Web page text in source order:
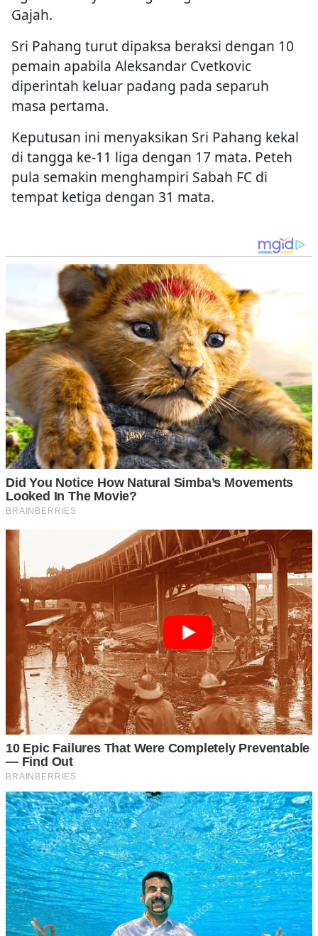
Gajah.
Sri Pahang turut dipaksa beraksi dengan 10
pemain apabila Aleksandar Cvetkovic
diperintah keluar padang pada separuh
masa pertama.
Keputusan ini menyaksikan Sri Pahang kekal
di tangga ke-11 liga dengan 17 mata. Peteh
pula semakin menghampiri Sabah FC di
tempat ketiga dengan 31 mata.